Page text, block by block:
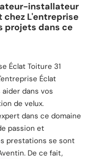
installateur
chez L'entreprise
projets dans ce
Éclat Toiture 31
Éclat
dans vos
de velux.
dans ce domaine
passion et
prestations se sont
De ce fait,